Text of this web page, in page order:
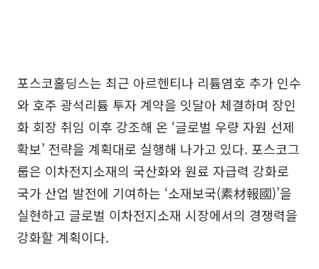
포스코홀딩스는 최근 아르헨티나 리튬염호 추가 인수
와 호주 광석리튬 투자 계약을 잇달아 체결하며 장인
화 회장 취임 이후 강조해 온 ‘글로벌 우량 자원 선제
확보’ 전략을 계획대로 실행해 나가고 있다. 포스코그
룹은 이차전지소재의 국산화와 원료 자급력 강화로
국가 산업 발전에 기여하는 ‘소재보국(素材報國)’을
실현하고 글로벌 이차전지소재 시장에서의 경쟁력을
강화할 계획이다.